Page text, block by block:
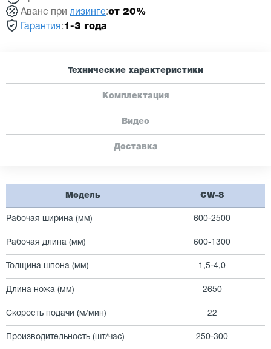
Аванс при лизинге:от 20%
Гарантия :1-3 года
Технические характеристики
Комплектация
Видео
Доставка
Модель CW-8
Рабочая ширина (мм) 600-2500
Рабочая длина (мм) 600-1300
Толщина шпона (мм) 1,5-4,0
Длина ножа (мм) 2650
Скорость подачи (м/мин) 22
Производительность (шт/час) 250-300